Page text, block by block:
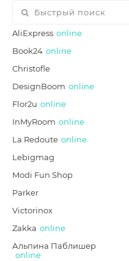
AliExpress online
Book24 online
Christofle
DesignBoom online
Flor2u online
InMyRoom online
La Redoute online
Lebigmag
Modi Fun Shop
Parker
Victorinox
Zakka online
Альпина Паблишер
online